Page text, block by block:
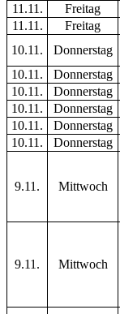
11.11.
Freitag
11.11.
Freitag
10.11.
Donnerstag
10.11.
Donnerstag
10.11.
Donnerstag
10.11.
Donnerstag
10.11.
Donnerstag
10.11.
Donnerstag
9.11. Mittwoch
9.11. Mittwoch